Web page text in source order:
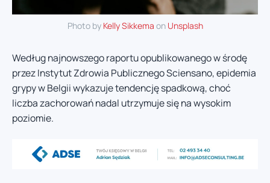
Photo by Kelly Sikkema on Unsplash
Według najnowszego raportu opublikowanego w środę
przez Instytut Zdrowia Publicznego Sciensano, epidemia
grypy w Belgii wykazuje tendencję spadkową, choć
liczba zachorowań nadal utrzymuje się na wysokim
poziomie.